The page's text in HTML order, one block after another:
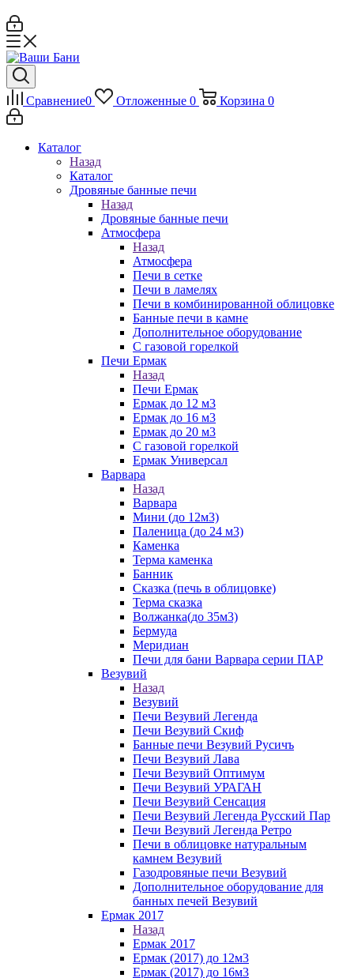
Сравнение0 Отложенные 0 Корзина 0
Каталог
Назад
Каталог
Дровяные банные печи
Назад
Дровяные банные печи
Атмосфера
Назад
Атмосфера
Печи в сетке
Печи в ламелях
Печи в комбинированной облицовке
Банные печи в камне
Дополнительное оборудование
С газовой горелкой
Печи Ермак
Назад
Печи Ермак
Ермак до 12 м3
Ермак до 16 м3
Ермак до 20 м3
С газовой горелкой
Ермак Универсал
Варвара
Назад
Варвара
Мини (до 12м3)
Паленица (до 24 м3)
Каменка
Терма каменка
Банник
Сказка (печь в облицовке)
Терма сказка
Волжанка(до 35м3)
Бермуда
Меридиан
Печи для бани Варвара серии ПАР
Везувий
Назад
Везувий
Печи Везувий Легенда
Печи Везувий Скиф
Банные печи Везувий Русичъ
Печи Везувий Лава
Печи Везувий Оптимум
Печи Везувий УРАГАН
Печи Везувий Сенсация
Печи Везувий Легенда Русский Пар
Печи Везувий Легенда Ретро
Печи в облицовке натуральным
камнем Везувий
Газодровяные печи Везувий
Дополнительное оборудование для
банных печей Везувий
Ермак 2017
Назад
Ермак 2017
Ермак (2017) до 12м3
Ермак (2017) до 16м3